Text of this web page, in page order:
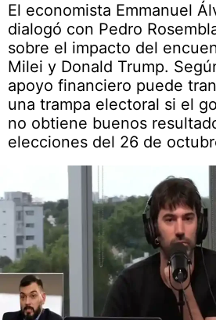
El economista Emmanuel
dialogó con Pedro
sobre el impacto del
Milei y Donald Trump.
apoyo financiero puede
una trampa electoral si el
no obtiene buenos
elecciones del 26 de